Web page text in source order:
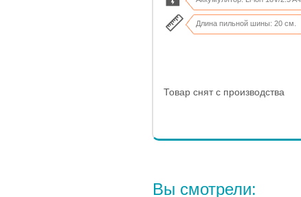
Длина пильной шины: 20 см.
Товар снят с производства
Вы смотрели: